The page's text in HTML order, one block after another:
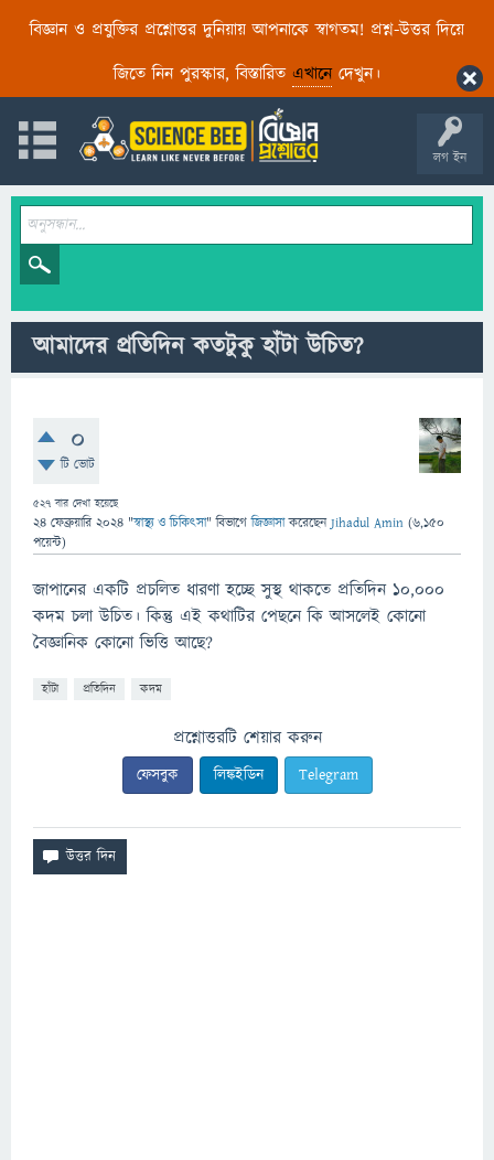
বিজ্ঞান ও প্রযুক্তির প্রশ্নোত্তর দুনিয়ায় আপনাকে স্বাগতম! প্রশ্ন-উত্তর দিয়ে
জিতে নিন পুরস্কার, বিস্তারিত এখানেদেখুন।
লগ ইন
আমাদের প্রতিদিন কতটুকু হাঁটা উচিত?
0
টি ভোট
527 বার দেখা হয়েছে
24 ফেব্রুয়ারি 2024 "স্বাস্থ্য ও চিকিৎসা" বিভাগে জিজ্ঞাসাকরেছেনJihadul Amin (6,150
পয়েন্ট)
জাপানের একটি প্রচলিত ধারণা হচ্ছে সুস্থ থাকতে প্রতিদিন ১০,০০০
কদম চলা উচিত। কিন্তু এই কথাটির পেছনে কি আসলেই কোনো
বৈজ্ঞানিক কোনো ভিত্তি আছে?
হাঁটা প্রতিদিন কদম
প্রশ্নোত্তরটি শেয়ার করুন
ফেসবুক লিঙ্কইডিন Telegram